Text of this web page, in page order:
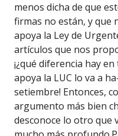
menos dicha de que
firmas no están, y que
apoya la Ley de
artículos que nos
¡¿qué diferencia hay
apoya la LUC lo va a
setiembre! Entonces,
argumento más bien
desconoce lo otro que